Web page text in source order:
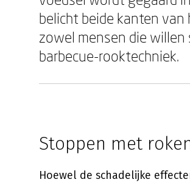
belicht beide kanten
zowel mensen die
barbecue-rooktechniek.
Stoppen met
Hoewel de schadelijke